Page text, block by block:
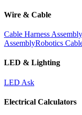
Wire & Cable
Cable Harness Assembly
AssemblyRobotics
LED & Lighting
LED Ask
Electrical Calculators